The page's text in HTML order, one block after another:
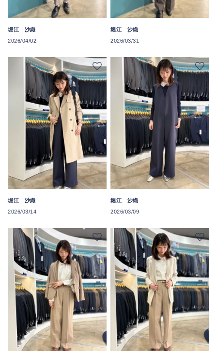
堀江 沙織
2026/04/02
堀江 沙織
2026/03/31
堀江 沙織
2026/03/14
堀江 沙織
2026/03/09